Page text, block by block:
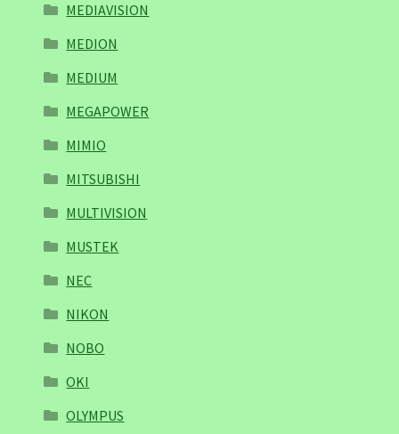
MEDIAVISION
MEDION
MEDIUM
MEGAPOWER
MIMIO
MITSUBISHI
MULTIVISION
MUSTEK
NEC
NIKON
NOBO
OKI
OLYMPUS